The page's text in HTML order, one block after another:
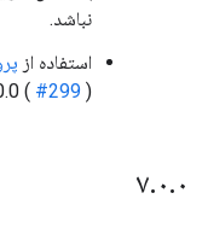
نباشد.
استفاده از
( #299 )
۷.۰.۰